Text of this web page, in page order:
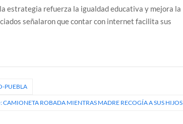
estrategia refuerza la igualdad educativa y mejora la
señalaron que contar con internet facilita sus
PUEBLA
ROBADA MIENTRAS MADRE RECOGÍA A SUS HIJOS